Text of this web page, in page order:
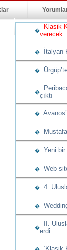
�
Klasik
verecek
� İtalyan
�
�çıktı
�
�
� Yeni bir
� Web
� 4.
�
�
II.
erdi